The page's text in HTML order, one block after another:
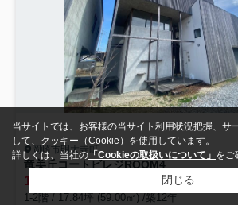
岡崎市明大寺町
竜美丘コートビレジROOM4
12.65 管理/共益費
1-2階 / 17.84坪 (59.00㎡) /築12年
当サイトでは、お客様の当サイト利用状況把握、サ
して、クッキー（Cookie）を使用しています。
詳しくは、当社の「Cookieの取扱いについて」 をご
閉じる